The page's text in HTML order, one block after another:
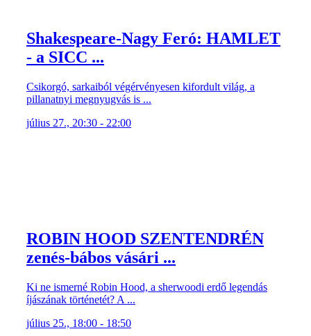
Shakespeare-Nagy Feró: HAMLET
- a SICC ...
Csikorgó, sarkaiból végérvényesen kifordult világ, a
pillanatnyi megnyugvás is ...
július 27., 20:30 - 22:00
ROBIN HOOD SZENTENDRÉN
zenés-bábos vásári ...
Ki ne ismerné Robin Hood, a sherwoodi erdő legendás
íjászának történetét? A ...
július 25., 18:00 - 18:50